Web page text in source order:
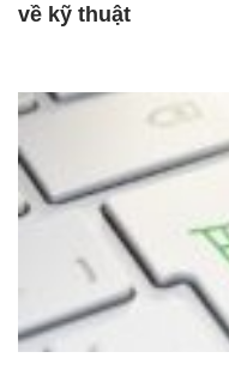
về kỹ thuật